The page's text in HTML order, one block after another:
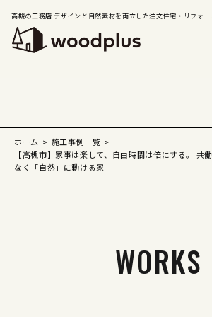
高槻の工務店 デザインと自然素材を両立した注文住宅・リフォー
ホーム
施工事例一覧
【高槻市】家事は楽して、自由時間は倍にする。 共
なく「自然」に動ける家
WORKS